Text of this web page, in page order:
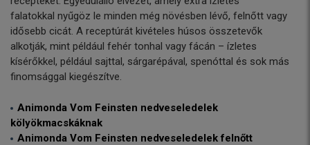
falatokkal nyűgöz le minden még növésben lévő, felnőtt vagy
idősebb cicát. A receptúrát kivételes húsos összetevők
alkotják, mint például fehér tonhal vagy fácán – ízletes
kísérőkkel, például sajttal, sárgarépával, spenóttal és sok más
finomsággal kiegészítve.
Animonda Vom Feinsten nedveseledelek
kölyökmacskáknak
Animonda Vom Feinsten nedveseledelek felnőtt